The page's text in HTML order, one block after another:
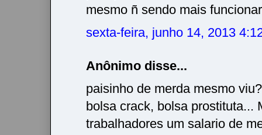
mesmo ñ sendo mais
sexta-feira, junho 14, 2013
Anônimo disse...
paisinho de merda mesmo
bolsa crack, bolsa prostituta...
trabalhadores um salario de